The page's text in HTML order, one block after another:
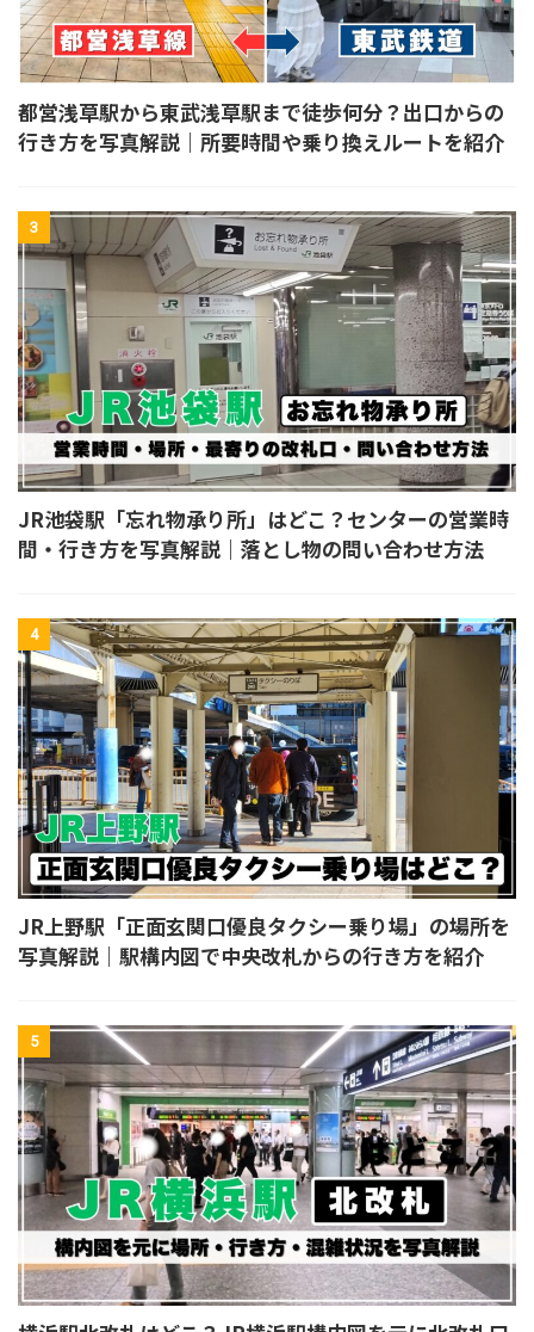
都営浅草駅から東武浅草駅まで徒歩何分？出口からの
行き方を写真解説｜所要時間や乗り換えルートを紹介
3
JR池袋駅「忘れ物承り所」はどこ？センターの営業時
間・行き方を写真解説｜落とし物の問い合わせ方法
4
JR上野駅「正面玄関口優良タクシー乗り場」の場所を
写真解説｜駅構内図で中央改札からの行き方を紹介
5